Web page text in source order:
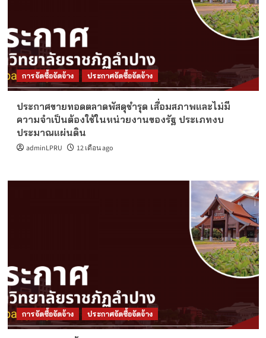
การจัดซื้อจัดจ้าง ประกาศจัดซื้อจัดจ้าง
ประกาศขายทอดตลาดพัสดุชำรุด เสื่อมสภาพและไม่มี
ความจำเป็นต้องใช้ในหน่วยงานของรัฐ ประเภทงบ
ประมาณแผ่นดิน
adminLPRU 12 เดือน ago
การจัดซื้อจัดจ้าง ประกาศจัดซื้อจัดจ้าง